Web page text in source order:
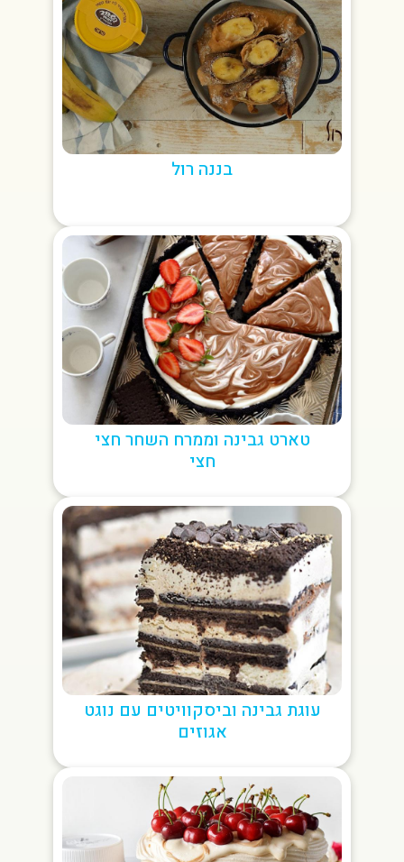
בננה רול
טארט גבינה וממרח השחר חצי
חצי
עוגת גבינה וביסקוויטים עם נוגט
אגוזים